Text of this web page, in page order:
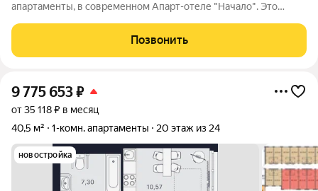
апартаменты, в современном Апарт-отеле "Начало". Это
недвижимости с высоким потенциалом доходности или
мечтает о комфортном проживании с полным
Позвонить
9 775 653₽
от 35 118 ₽ в месяц
40,5 м²
1-комн. апартаменты 20 этаж из 24
новостройка